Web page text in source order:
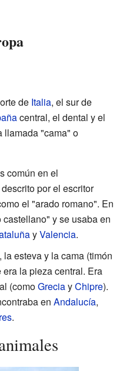
de Italia, el sur de
central, el dental y el
llamada "cama" o
común en el
por el escritor
el "arado romano". En
y se usaba en
yValencia.
la esteva y la cama (timón
la pieza central. Era
(comoGreciayChipre).
en Andalucía,
.